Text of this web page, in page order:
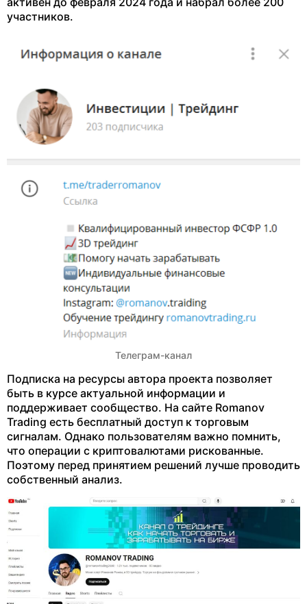
участников.
Телеграм-канал
Подписка на ресурсы автора проекта позволяет
быть в курсе актуальной информации и
поддерживает сообщество. На сайте Romanov
Trading есть бесплатный доступ к торговым
сигналам. Однако пользователям важно помнить,
что операции с криптовалютами рискованные.
Поэтому перед принятием решений лучше проводить
собственный анализ.